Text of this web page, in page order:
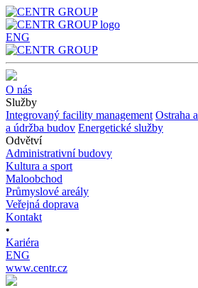
ENG
O nás
Služby
Integrovaný facility management Ostraha a
a údržba budov Energetické služby
Odvětví
Administrativní budovy
Kultura a sport
Maloobchod
Průmyslové areály
Veřejná doprava
Kontakt
•
Kariéra
ENG
www.centr.cz